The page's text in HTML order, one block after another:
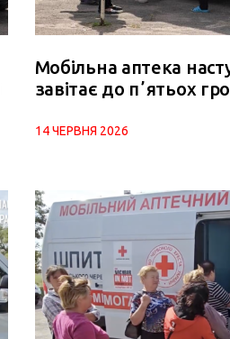
Мобільна аптека
завітає до пʼятьох
14 ЧЕРВНЯ 2026